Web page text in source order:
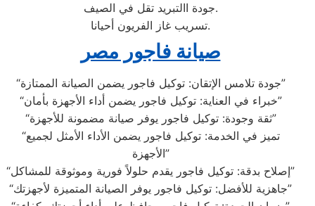
جودة االتبريد تقل في الصيف.
تسريب غاز الفريون أحيانا.
صيانة فاجور مصر
“جودة تلامس الإتقان: توكيل فاجور يضمن الصيانة الممتازة”
“خبراء في العناية: توكيل فاجور يضمن أداء الأجهزة بأمان”
“ثقة وجودة: توكيل فاجور يوفر صيانة مضمونة للأجهزة”
“تميز في الخدمة: توكيل فاجور يضمن الأداء الأمثل لجميع
الأجهزة”
“إصلاح بدقة: توكيل فاجور يقدم حلولاً فورية وموثوقة للمشاكل”
“جاهزية للأفضل: توكيل فاجور يوفر الصيانة المتميزة لأجهزتك”